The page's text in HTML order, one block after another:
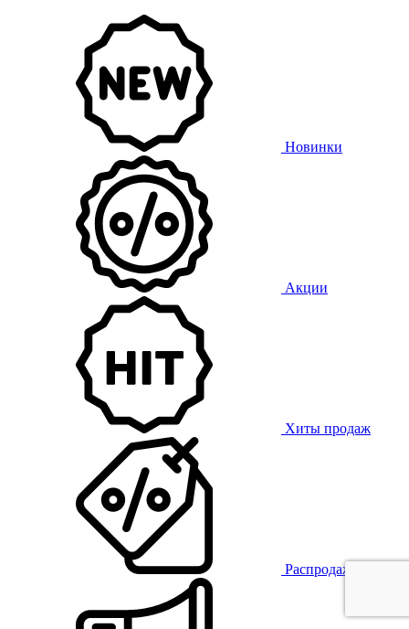
Новинки
Акции
Хиты продаж
Распродажа